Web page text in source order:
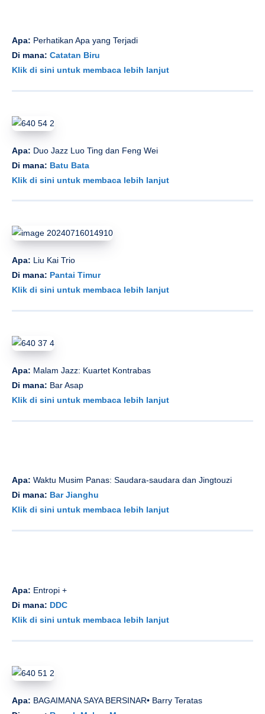
Apa: Perhatikan Apa yang Terjadi
Di mana: Catatan Biru
Klik di sini untuk membaca lebih lanjut
Apa: Duo Jazz Luo Ting dan Feng Wei
Di mana: Batu Bata
Klik di sini untuk membaca lebih lanjut
Apa: Liu Kai Trio
Di mana: Pantai Timur
Klik di sini untuk membaca lebih lanjut
Apa: Malam Jazz: Kuartet Kontrabas
Di mana: Bar Asap
Klik di sini untuk membaca lebih lanjut
Apa: Waktu Musim Panas: Saudara-saudara dan Jingtouzi
Di mana: Bar Jianghu
Klik di sini untuk membaca lebih lanjut
Apa: Entropi +
Di mana: DDC
Klik di sini untuk membaca lebih lanjut
Apa: BAGAIMANA SAYA BERSINAR• Barry Teratas